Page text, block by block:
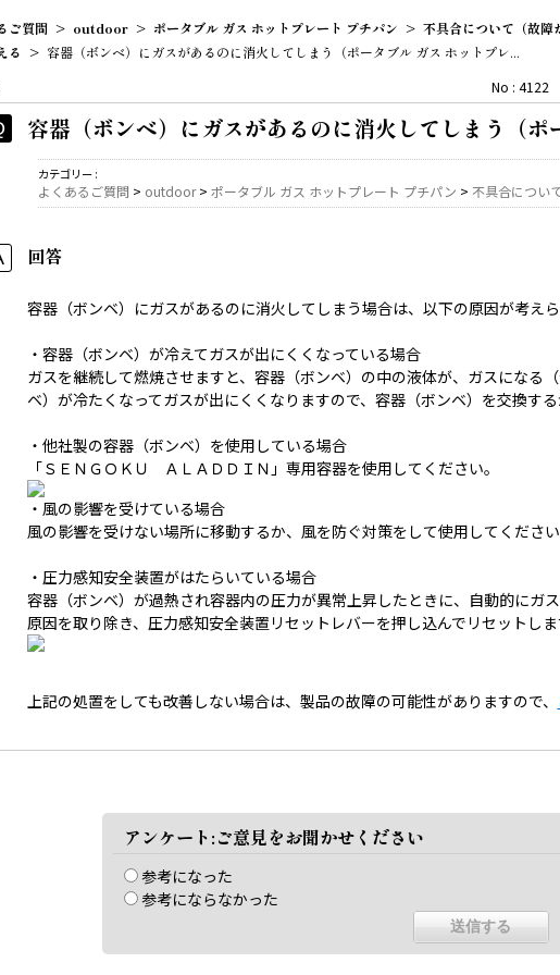
ご質問 > outdoor > ポータブル ガス ホットプレート プチパン > 不具合について（故障
る > 容器（ボンベ）にガスがあるのに消火してしまう（ポータブル ガス ホットプレ...
No : 4122
容器（ボンベ）にガスがあるのに消火してしまう（ポ
カテゴリー :
よくあるご質問 > outdoor> ポータブル ガス ホットプレート プチパン > 不具合につい
回答
容器（ボンベ）にガスがあるのに消火してしまう場合は、以下の原因が考え
・容器（ボンベ）が冷えてガスが出にくくなっている場合
ガスを継続して燃焼させますと、容器（ボンベ）の中の液体が、ガスになる
ベ）が冷たくなってガスが出にくくなりますので、容器（ボンベ）を交換す
・他社製の容器（ボンベ）を使用している場合
「ＳＥＮＧＯＫＵ ＡＬＡＤＤＩＮ」専用容器を使用してください。
・風の影響を受けている場合
風の影響を受けない場所に移動するか、風を防ぐ対策をして使用してください
・圧力感知安全装置がはたらいている場合
容器（ボンベ）が過熱され容器内の圧力が異常上昇したときに、自動的にガ
原因を取り除き、圧力感知安全装置リセットレバーを押し込んでリセットしま
上記の処置をしても改善しない場合は、製品の故障の可能性がありますので、
アンケート:ご意見をお聞かせください
参考になった
参考にならなかった